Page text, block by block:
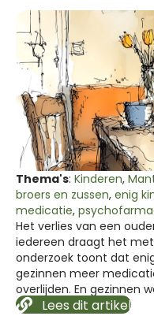
Thema's: Kinderen,
broers en zussen, enig
medicatie,
Het verlies van een
iedereen draagt het met
onderzoek toont dat
gezinnen meer
overlijden. En gezinnen
Lees dit artikel